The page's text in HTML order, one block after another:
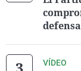
VÍDEO